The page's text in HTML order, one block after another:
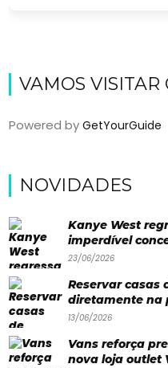
VAMOS VISITAR
Powered byGetYourGuide
NOVIDADES
Kanye West
imperdível
23/06/2026
Reservar casas
diretamente na
13/06/2026
Vans reforça
nova loja outlet